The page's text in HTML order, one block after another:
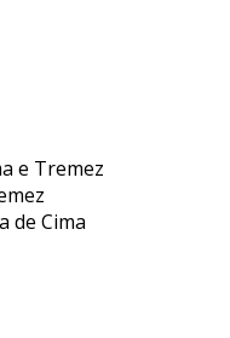
e Tremez
de Cima